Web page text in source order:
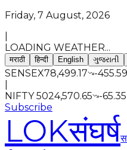
Friday, 7 August, 2026
LOADING WEATHER...
मराठी हिन्दी English ગુજરાતી
SENSEX78,499.17
-455.59
NIFTY 5024,570.65
-65.35
Subscribe
LOKसंघर्ष